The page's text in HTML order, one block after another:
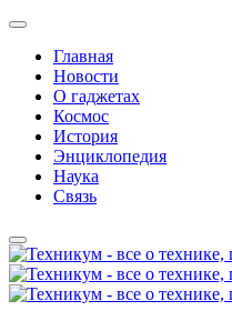
Главная
Новости
О гаджетах
Космос
История
Энциклопедия
Наука
Связь